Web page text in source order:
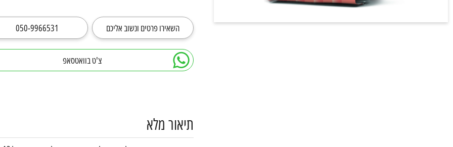
השאירו פרטים ונשוב אליכם 050-9966531
צ'ט בוואטסאפ
תיאור מלא